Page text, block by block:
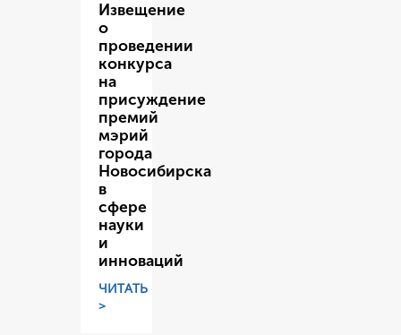
Извещение
о
проведении
конкурса
на
присуждение
премий
мэрий
города
Новосибирска
в
сфере
науки
и
инноваций
ЧИТАТЬ
>